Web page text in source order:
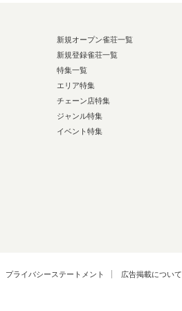
新規オープン雀荘一覧
新規登録雀荘一覧
特集一覧
エリア特集
チェーン店特集
ジャンル特集
イベント特集
プライバシーステートメント 広告掲載について